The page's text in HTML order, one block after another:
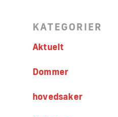
KATEGORIER
Aktuelt
Dommer
hovedsaker